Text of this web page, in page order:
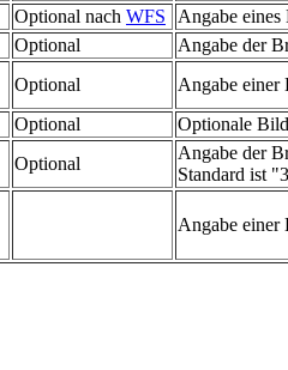
Optional nach WFS
Angabe
Optional
Angabe der
Optional
Angabe
Optional
Optionale
Optional
Angabe der
Standard ist
Angabe einer